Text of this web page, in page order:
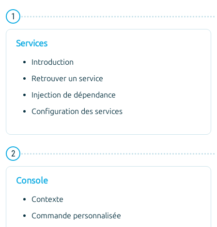
Services
Introduction
Retrouver un service
Injection de dépendance
Configuration des services
Console
Contexte
Commande personnalisée